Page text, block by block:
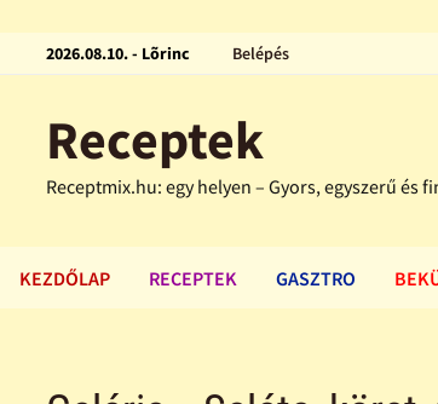
2026.08.10. - Lõrinc Belépés
Receptek
Receptmix.hu: egy helyen – Gyors, egyszerű és
KEZDŐLAP RECEPTEK GASZTRO